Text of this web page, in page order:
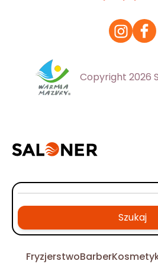
Copyright 2026
Szukaj
FryzjerstwoBarber